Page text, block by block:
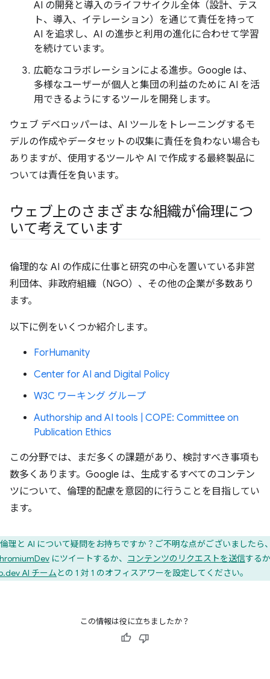
AI の開発と導入のライフサイクル全体（設計、テス
ト、導入、イテレーション）を通じて責任を持って
AI を追求し、AI の進歩と利用の進化に合わせて学習
を続けています。
広範なコラボレーションによる進歩。Google は、
多様なユーザーが個人と集団の利益のために AI を活
用できるようにするツールを開発します。
ウェブ デベロッパーは、AI ツールをトレーニングするモ
デルの作成やデータセットの収集に責任を負わない場合も
ありますが、使用するツールや AI で作成する最終製品に
ついては責任を負います。
ウェブ上のさまざまな組織が倫理につ
いて考えています
倫理的な AI の作成に仕事と研究の中心を置いている非営
利団体、非政府組織（NGO）、その他の企業が多数あり
ます。
以下に例をいくつか紹介します。
ForHumanity
Center for AI and Digital Policy
W3C ワーキング グループ
Authorship and AI tools | COPE: Committee on
Publication Ethics
この分野では、まだ多くの課題があり、検討すべき事項も
数多くあります。Google は、生成するすべてのコンテン
ツについて、倫理的配慮を意図的に行うことを目指してい
ます。
倫理と AI について疑問をお持ちですか？ご不明な点がございましたら
にツイートするか、 コンテンツのリクエストを送信する
AI チームとの 1 対 1 のオフィスアワーを設定してください。
この情報は役に立ちましたか？